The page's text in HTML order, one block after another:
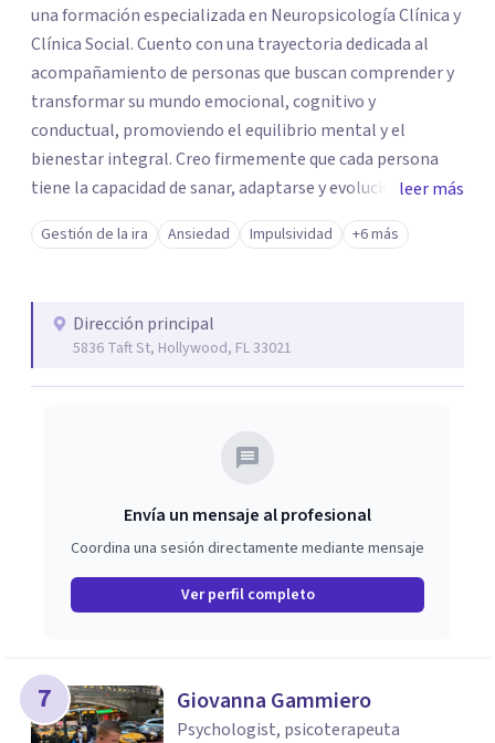
una formación especializada en Neuropsicología Clínica y
Clínica Social. Cuento con una trayectoria dedicada al
acompañamiento de personas que buscan comprender y
transformar su mundo emocional, cognitivo y
conductual, promoviendo el equilibrio mental y el
bienestar integral. Creo firmemente que cada persona
tiene la capacidad de sanar, adaptarse y evolucionar, y que
el proceso terapéutico puede convertirse en un camino
de autodescubrimiento, conexión interna y
línea disponibles. Atención individual, familiar y grupal.
Sesiones en español.
leer más
Gestión de la ira Ansiedad Impulsividad +6 más
Dirección principal
5836 Taft St, Hollywood, FL 33021
Envía un mensaje al profesional
Coordina una sesión directamente mediante mensaje
Ver perfil completo
7 Giovanna Gammiero
Psychologist, psicoterapeuta